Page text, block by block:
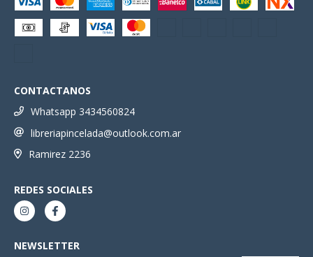
CONTACTANOS
Whatsapp 3434560824
libreriapincelada@outlook.com.ar
Ramirez 2236
REDES SOCIALES
NEWSLETTER